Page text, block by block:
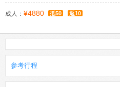
成人： ¥4880 抵50 返10
参考行程